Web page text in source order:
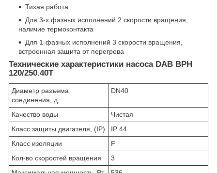
Тихая работа
Для 3-х фазных исполнений 2 скорости вращения,
наличие термоконтакта
Для 1-фазных исполнений 3 скорости вращения,
встроенная защита от перегрева
Технические характеристики насоса DAB BPH
120/250.40T
Диаметр разъема
соединения, д
DN40
Качество воды
Чистая
Класс защиты двигателя, (IP)
IP 44
Класс изоляции
F
Кол-во скоростей вращения
3